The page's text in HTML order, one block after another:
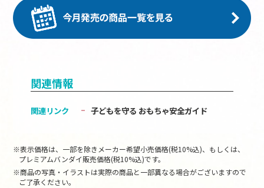
関連情報
関連リンク 子どもを守る おもちゃ安全ガイド
※表示価格は、一部を除きメーカー希望小売価格(税10%込)、もしくは、
プレミアムバンダイ販売価格(税10%込)です。
※商品の写真・イラストは実際の商品と一部異なる場合がございますので
ご了承ください。